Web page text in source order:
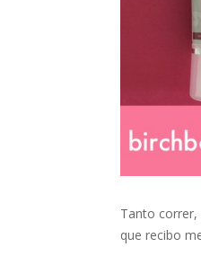
Tanto
que recibo